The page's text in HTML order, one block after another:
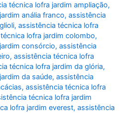
técnica lofra jardim ampliação,
anália franco,assistência
,assistência técnica lofra
lofra jardim colombo,
consórcio,assistência
,assistência técnica lofra
técnica lofra jardim da glória,
da saúde,assistência
,assistência técnica lofra
técnica lofra jardim
lofra jardim everest,assistência